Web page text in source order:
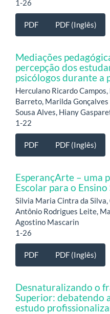
1-26
PDF PDF (Inglês)
Mediações
percepção dos
psicólogos durante a
Herculano Ricardo
Barreto, Marilda Gonçalves
Sousa Alves, Hiany
1-22
PDF PDF (Inglês)
EsperançArte – uma
Escolar para o
Silvia Maria Cintra da
Antônio Rodrigues Leite,
Agostino Mascarin
1-26
PDF PDF (Inglês)
Desnaturalizando o
Superior: debatendo
estudo